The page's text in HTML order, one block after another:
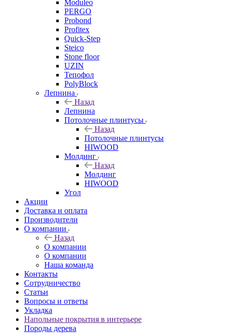
Moduleo
PERGO
Probond
Profitex
Quick-Step
Steico
Stone floor
UZIN
Тепофол
PolyBlock
Лепнина
Назад
Лепнина
Потолочные плинтусы
Назад
Потолочные плинтусы
HIWOOD
Молдинг
Назад
Молдинг
HIWOOD
Угол
Акции
Доставка и оплата
Производители
О компании
Назад
О компании
О компании
Наша команда
Контакты
Сотрудничество
Статьи
Вопросы и ответы
Укладка
Напольные покрытия в интерьере
Породы дерева